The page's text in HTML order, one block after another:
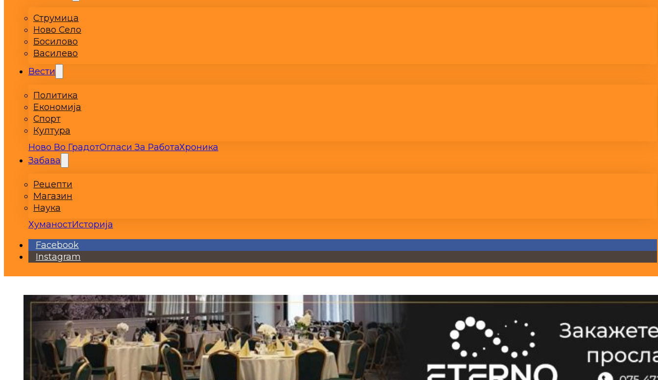
Струмица
Ново Село
Босилово
Василево
Вести
Политика
Економија
Спорт
Култура
Ново Во ГрадотОгласи За РаботаХроника
Забава
Рецепти
Магазин
Наука
ХуманостИсторија
Facebook
Instagram